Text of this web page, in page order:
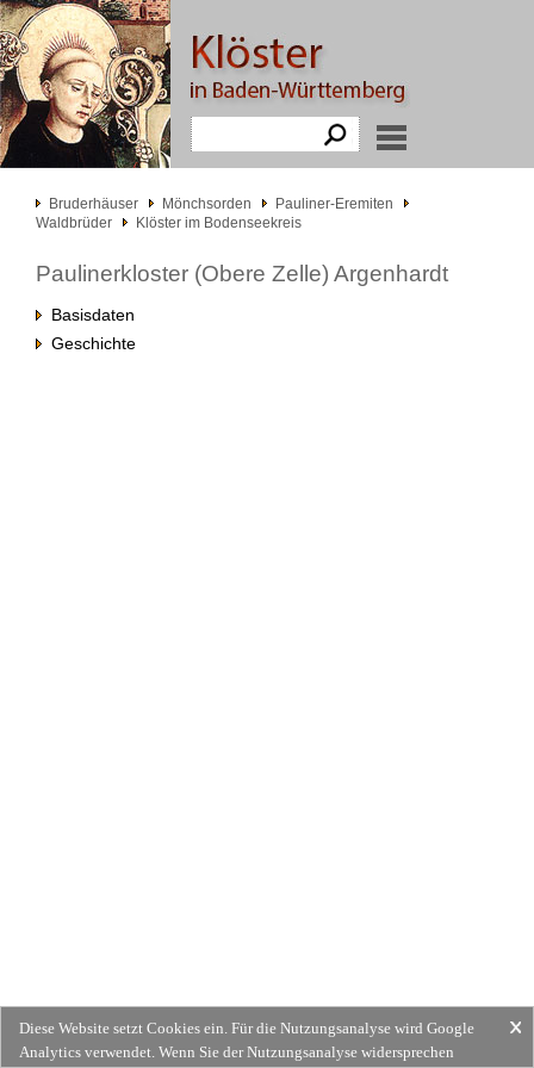
Bruderhäuser Mönchsorden
Pauliner-Eremiten
Waldbrüder
Klöster im Bodenseekreis
Paulinerkloster (Obere Zelle) Argenhardt
Basisdaten
Geschichte
Diese Website setzt Cookies ein. Für die Nutzungsanalyse wird Google
Analytics verwendet. Wenn Sie der Nutzungsanalyse widersprechen